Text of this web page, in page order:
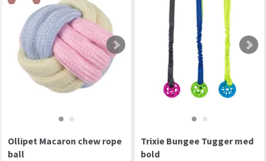
Ollipet Macaron chew rope
ball
Trixie Bungee Tugger med
bold